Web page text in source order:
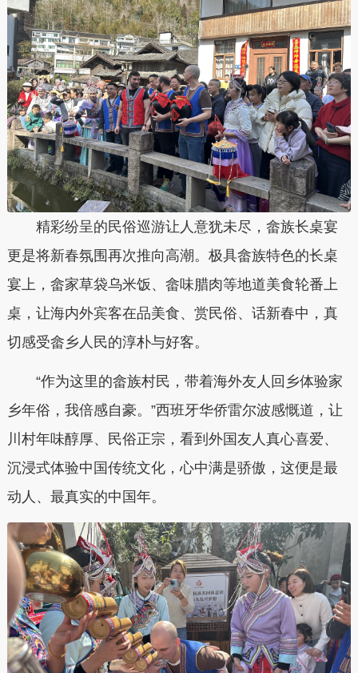
精彩纷呈的民俗巡游让人意犹未尽，畲族长桌宴
更是将新春氛围再次推向高潮。极具畲族特色的长桌
宴上，畲家草袋乌米饭、畲味腊肉等地道美食轮番上
桌，让海内外宾客在品美食、赏民俗、话新春中，真
切感受畲乡人民的淳朴与好客。
“作为这里的畲族村民，带着海外友人回乡体验家
乡年俗，我倍感自豪。”西班牙华侨雷尔波感慨道，让
川村年味醇厚、民俗正宗，看到外国友人真心喜爱、
沉浸式体验中国传统文化，心中满是骄傲，这便是最
动人、最真实的中国年。